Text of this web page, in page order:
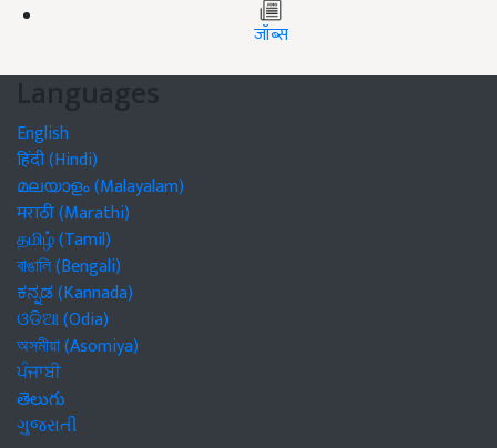
जॉब्स
Languages
English
हिंदी (Hindi)
മലയാളം (Malayalam)
मराठी (Marathi)
தமிழ் (Tamil)
বাঙালি (Bengali)
ಕನ್ನಡ (Kannada)
ଓଡିଆ (Odia)
অসমীয়া (Asomiya)
ਪੰਜਾਬੀ
తెలుగు
ગુજરાતી